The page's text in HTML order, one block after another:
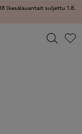
(kesälauantait suljettu 1.8.